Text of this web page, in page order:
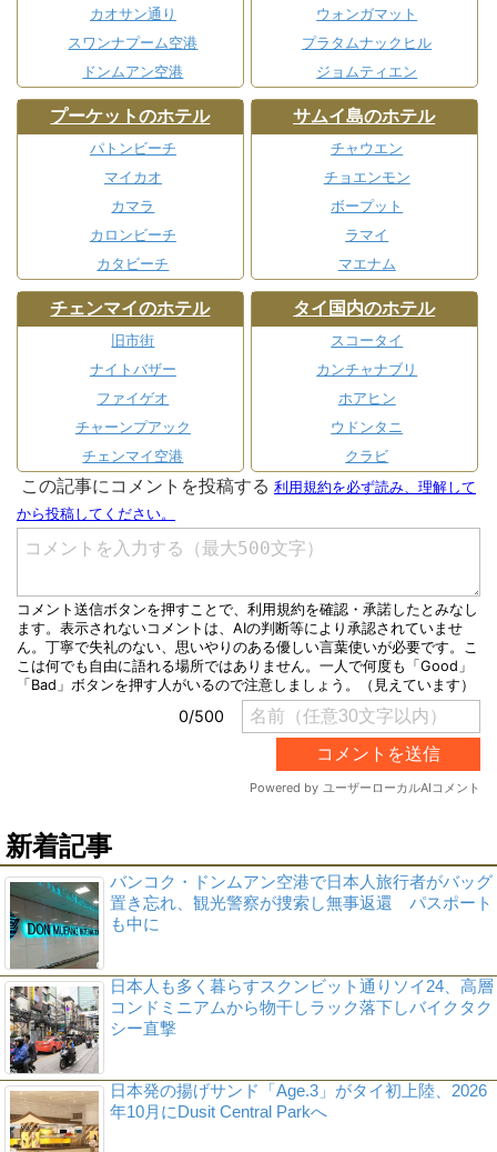
カオサン通り
スワンナプーム空港
ドンムアン空港
ウォンガマット
プラタムナックヒル
ジョムティエン
プーケットのホテル
パトンビーチ
マイカオ
カマラ
カロンビーチ
カタビーチ
サムイ島のホテル
チャウエン
チョエンモン
ボープット
ラマイ
マエナム
チェンマイのホテル
旧市街
ナイトバザー
ファイゲオ
チャーンプアック
チェンマイ空港
タイ国内のホテル
スコータイ
カンチャナブリ
ホアヒン
ウドンタニ
クラビ
新着記事
バンコク・ドンムアン空港で日本人旅行者がバッグ
置き忘れ、観光警察が捜索し無事返還 パスポート
も中に
日本人も多く暮らすスクンビット通りソイ24、高層
コンドミニアムから物干しラック落下しバイクタク
シー直撃
日本発の揚げサンド「Age.3」がタイ初上陸、2026
年10月にDusit Central Parkへ